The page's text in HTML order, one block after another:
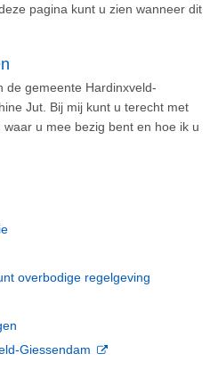
pagina kunt u zien wanneer dit
de gemeente Hardinxveld-
Jut. Bij mij kunt u terecht met
u mee bezig bent en hoe ik u
overbodige regelgeving
Giessendam